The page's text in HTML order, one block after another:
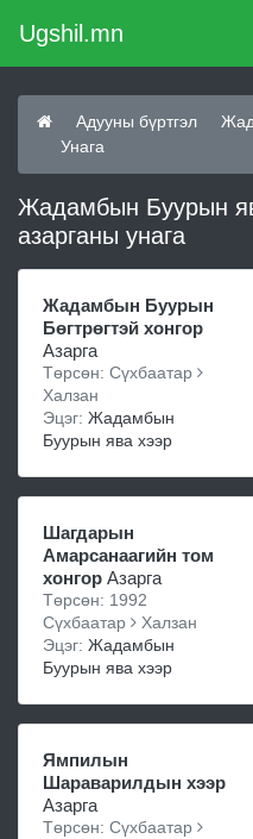
Ugshil.mn
Адууны бүртгэл
Унага
Жадамбын Буурын
азарганы унага
Жадамбын Буурын
Бөгтрөгтэй хонгор
Азарга
Төрсөн: Сүхбаатар
Халзан
Эцэг: Жадамбын
Буурын ява хээр
Шагдарын
Амарсанаагийн том
хонгор Азарга
Төрсөн: 1992
Сүхбаатар
Халзан
Эцэг: Жадамбын
Буурын ява хээр
Ямпилын
Шараварилдын хээр
Азарга
Төрсөн: Сүхбаатар